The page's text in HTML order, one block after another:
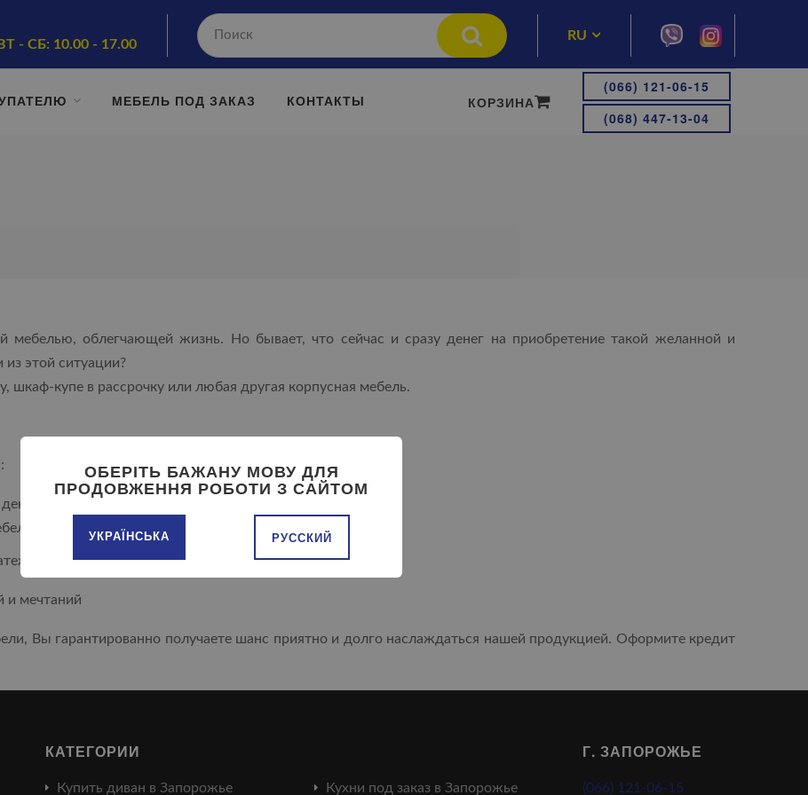
ВТ - СБ: 10.00 - 17.00
RU
МЕБЕЛЬ ПОД ЗАКАЗ КОНТАКТЫ
(066) 121-06-15
(068) 447-13-04
КОРЗИНА
мебелью, облегчающей жизнь. Но бывает, что сейчас и сразу денег на приобретение такой желанной и
этой ситуации?
шкаф-купе в рассрочку или любая другая корпусная мебель.
только на шкаф.
сомнительного качества.
и мечтаний
Вы гарантированно получаете шанс приятно и долго наслаждаться нашей продукцией. Оформите кредит
КАТЕГОРИИ
Купить диван в Запорожье Кухни под заказ в Запорожье
Г. ЗАПОРОЖЬЕ
(066) 121-06-15
ОБЕРІТЬ БАЖАНУ МОВУ ДЛЯ
ПРОДОВЖЕННЯ РОБОТИ З САЙТОМ
УКРАЇНСЬКА РУССКИЙ